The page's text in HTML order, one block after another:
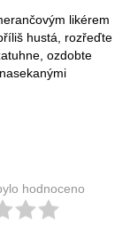
likérem
hustá, rozřeďte
ozdobte
hodnoceno